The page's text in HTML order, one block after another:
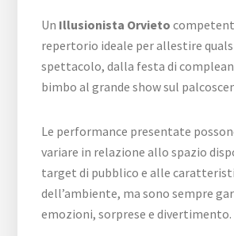
Un Illusionista Orvieto
repertorio ideale per allestire
spettacolo, dalla festa di
bimbo al grande show sul
Le performance presentate
variare in relazione allo spazio
target di pubblico e alle
dell’ambiente, ma sono sempre
emozioni, sorprese e divertimento.